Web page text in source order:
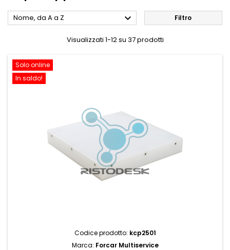
Nome, da A a Z  Filtro
Visualizzati 1-12 su 37 prodotti
Solo online
In saldo!
Codice prodotto: kcp2501
Marca: Forcar Multiservice